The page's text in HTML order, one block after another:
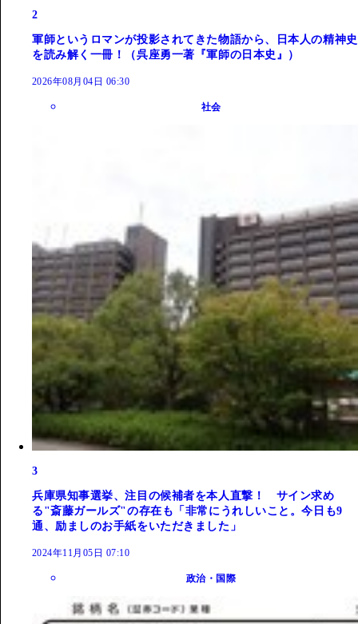
2
軍師というロマンが投影されてきた物語から、日本人の精神史
を読み解く一冊！（呉座勇一著『軍師の日本史』）
2026年08月04日 06:30
社会
3
兵庫県知事選挙、注目の候補者を本人直撃！ サイン求め
る"斎藤ガールズ"の存在も「非常にうれしいこと。今日も9
通、励ましのお手紙をいただきました」
2024年11月05日 07:10
政治・国際